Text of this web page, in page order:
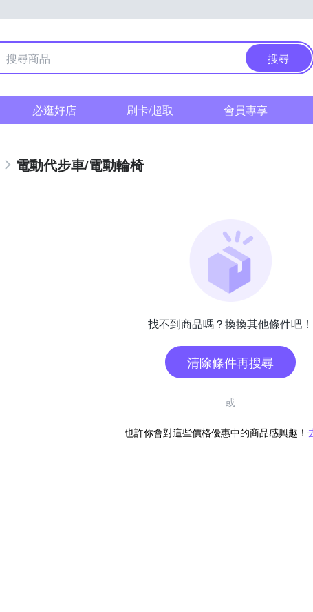
搜尋
必逛好店 刷卡/超取 會員專享
電動代步車/電動輪椅
找不到商品嗎？換換其他條件吧！
清除條件再搜尋
或
也許你會對這些價格優惠中的商品感興趣！